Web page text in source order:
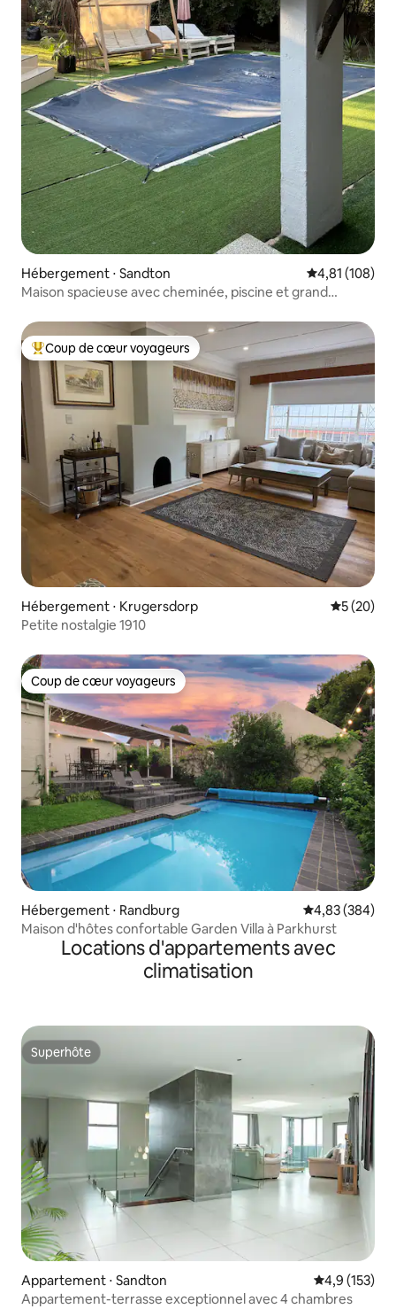
Hébergement ⋅ Sandton Évaluation
4,81 (108)
Maison spacieuse avec cheminée, piscine et grand
Coups de cœur voyageurs les plus appréciés
Coup de cœur voyageurs
Hébergement ⋅ Krugersdorp
5 (20)
Petite nostalgie 1910
Coup de cœur voyageurs
Coup de cœur voyageurs
Hébergement ⋅ Randburg Évaluation
4,83 (384)
Maison d'hôtes confortable Garden Villa à Parkhurst
Locations d'appartements avec
climatisation
Superhôte
Superhôte
Appartement ⋅ Sandton Évaluation
4,9 (153)
Appartement-terrasse exceptionnel avec 4 chambres